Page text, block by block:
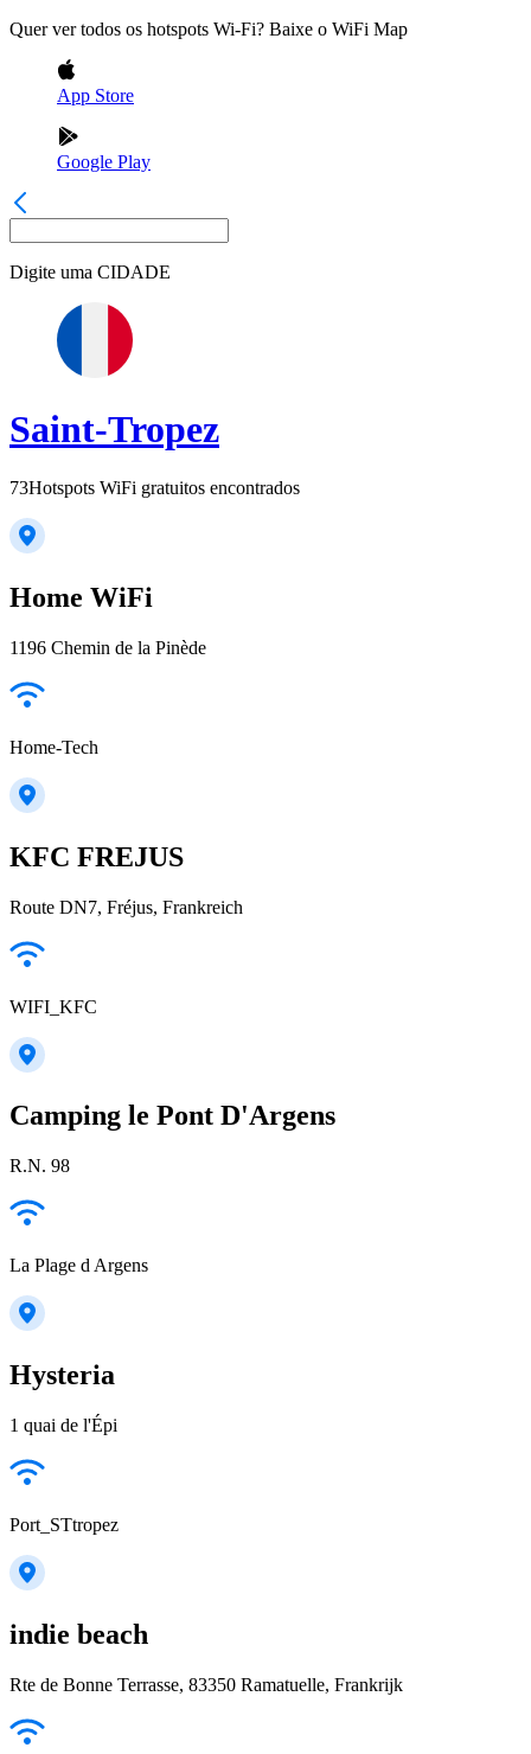
Quer ver todos os hotspots Wi-Fi? Baixe o WiFi Map
App Store
Google Play
Digite uma CIDADE
Saint-Tropez
73Hotspots WiFi gratuitos encontrados
Home WiFi
1196 Chemin de la Pinède
Home-Tech
KFC FREJUS
Route DN7, Fréjus, Frankreich
WIFI_KFC
Camping le Pont D'Argens
R.N. 98
La Plage d Argens
Hysteria
1 quai de l'Épi
Port_STtropez
indie beach
Rte de Bonne Terrasse, 83350 Ramatuelle, Frankrijk